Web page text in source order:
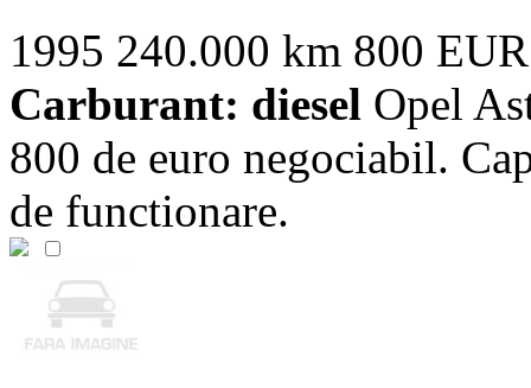
1995 240.000 km 800 EUR
Carburant: diesel Opel
800 de euro negociabil.
de functionare.